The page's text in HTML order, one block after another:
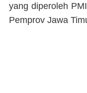
yang diperoleh
Pemprov Jawa